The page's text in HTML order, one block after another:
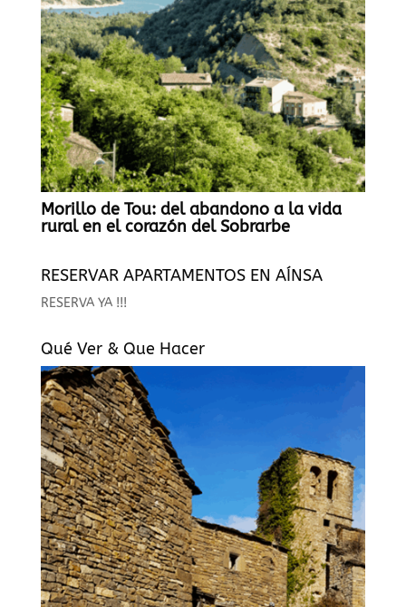
Morillo de Tou: del abandono a la vida
rural en el corazón del Sobrarbe
RESERVAR APARTAMENTOS EN AÍNSA
RESERVA YA !!!
Qué Ver & Que Hacer